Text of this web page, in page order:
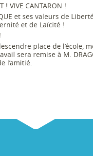
! VIVE CANTARON !
et ses valeurs de
et de Laïcité !
place de l’école,
sera remise à M.
l’amitié.